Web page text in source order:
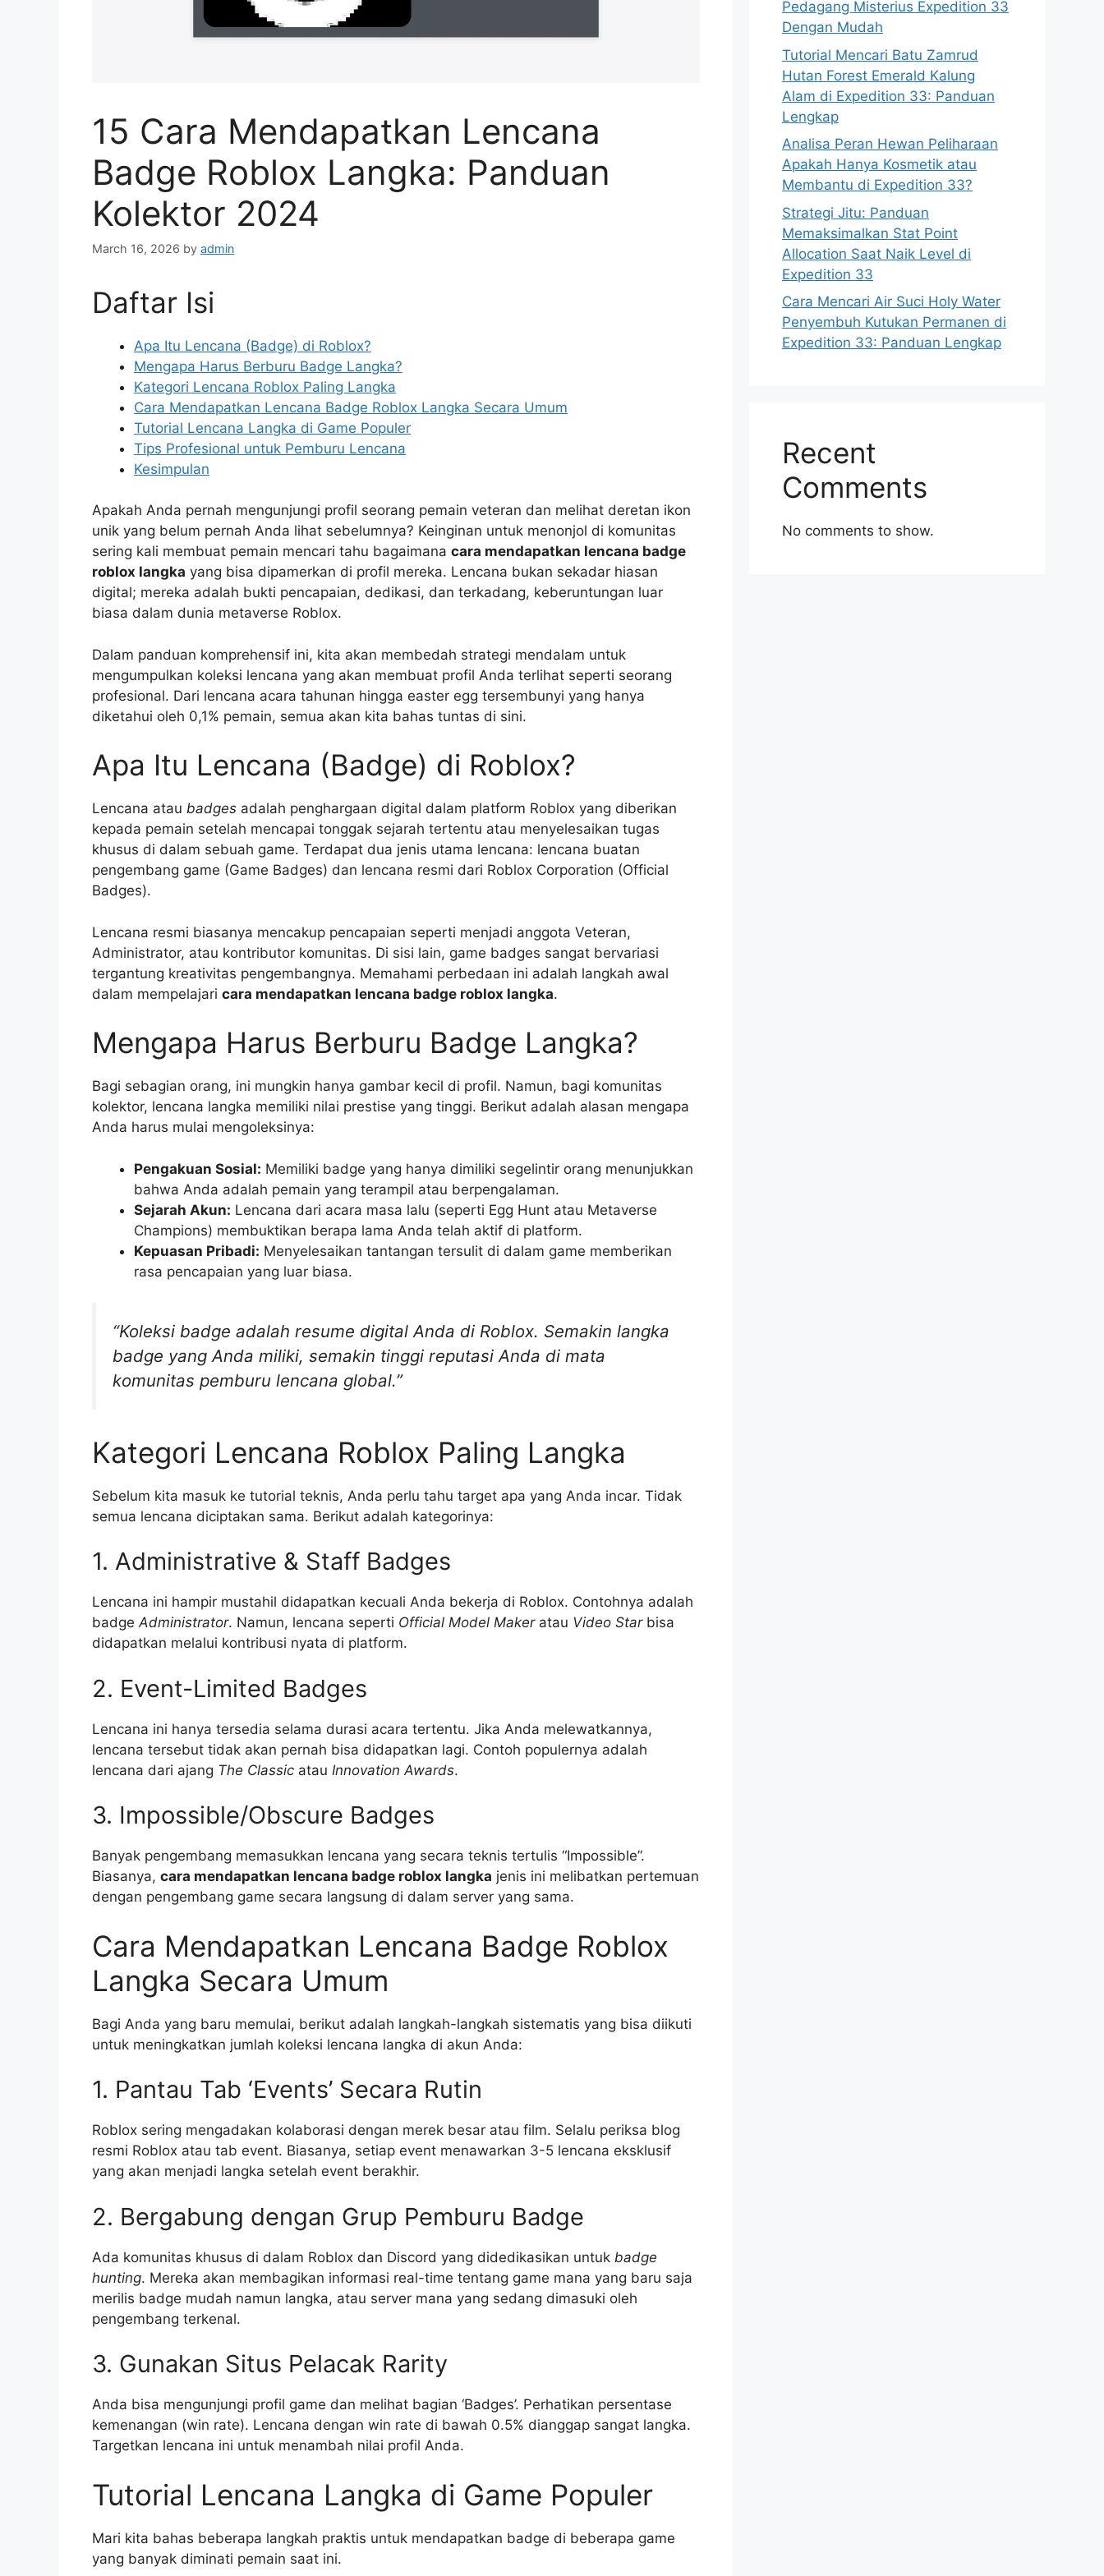
15 Cara Mendapatkan Lencana
Badge Roblox Langka: Panduan
Kolektor 2024
March 16, 2026 by admin
Daftar Isi
Apa Itu Lencana (Badge) di Roblox?
Mengapa Harus Berburu Badge Langka?
Kategori Lencana Roblox Paling Langka
Cara Mendapatkan Lencana Badge Roblox Langka Secara Umum
Tutorial Lencana Langka di Game Populer
Tips Profesional untuk Pemburu Lencana
Kesimpulan
Apakah Anda pernah mengunjungi profil seorang pemain veteran dan melihat deretan ikon
unik yang belum pernah Anda lihat sebelumnya? Keinginan untuk menonjol di komunitas
sering kali membuat pemain mencari tahu bagaimana cara mendapatkan lencana badge
roblox langka yang bisa dipamerkan di profil mereka. Lencana bukan sekadar hiasan
digital; mereka adalah bukti pencapaian, dedikasi, dan terkadang, keberuntungan luar
biasa dalam dunia metaverse Roblox.
Dalam panduan komprehensif ini, kita akan membedah strategi mendalam untuk
mengumpulkan koleksi lencana yang akan membuat profil Anda terlihat seperti seorang
profesional. Dari lencana acara tahunan hingga easter egg tersembunyi yang hanya
diketahui oleh 0,1% pemain, semua akan kita bahas tuntas di sini.
Apa Itu Lencana (Badge) di Roblox?
Lencana atau badges adalah penghargaan digital dalam platform Roblox yang diberikan
kepada pemain setelah mencapai tonggak sejarah tertentu atau menyelesaikan tugas
khusus di dalam sebuah game. Terdapat dua jenis utama lencana: lencana buatan
pengembang game (Game Badges) dan lencana resmi dari Roblox Corporation (Official
Badges).
Lencana resmi biasanya mencakup pencapaian seperti menjadi anggota Veteran,
Administrator, atau kontributor komunitas. Di sisi lain, game badges sangat bervariasi
tergantung kreativitas pengembangnya. Memahami perbedaan ini adalah langkah awal
dalam mempelajari cara mendapatkan lencana badge roblox langka.
Mengapa Harus Berburu Badge Langka?
Bagi sebagian orang, ini mungkin hanya gambar kecil di profil. Namun, bagi komunitas
kolektor, lencana langka memiliki nilai prestise yang tinggi. Berikut adalah alasan mengapa
Anda harus mulai mengoleksinya:
Pengakuan Sosial: Memiliki badge yang hanya dimiliki segelintir orang menunjukkan
bahwa Anda adalah pemain yang terampil atau berpengalaman.
Sejarah Akun: Lencana dari acara masa lalu (seperti Egg Hunt atau Metaverse
Champions) membuktikan berapa lama Anda telah aktif di platform.
Kepuasan Pribadi: Menyelesaikan tantangan tersulit di dalam game memberikan
rasa pencapaian yang luar biasa.
“Koleksi badge adalah resume digital Anda di Roblox. Semakin langka
badge yang Anda miliki, semakin tinggi reputasi Anda di mata
komunitas pemburu lencana global.”
Kategori Lencana Roblox Paling Langka
Sebelum kita masuk ke tutorial teknis, Anda perlu tahu target apa yang Anda incar. Tidak
semua lencana diciptakan sama. Berikut adalah kategorinya:
1. Administrative & Staff Badges
Lencana ini hampir mustahil didapatkan kecuali Anda bekerja di Roblox. Contohnya adalah
badgeAdministrator. Namun, lencana seperti Official Model Makeratau Video Starbisa
didapatkan melalui kontribusi nyata di platform.
2. Event-Limited Badges
Lencana ini hanya tersedia selama durasi acara tertentu. Jika Anda melewatkannya,
lencana tersebut tidak akan pernah bisa didapatkan lagi. Contoh populernya adalah
lencana dari ajang The Classic atau Innovation Awards.
3. Impossible/Obscure Badges
Banyak pengembang memasukkan lencana yang secara teknis tertulis “Impossible”.
Biasanya, cara mendapatkan lencana badge roblox langka jenis ini melibatkan pertemuan
dengan pengembang game secara langsung di dalam server yang sama.
Cara Mendapatkan Lencana Badge Roblox
Langka Secara Umum
Bagi Anda yang baru memulai, berikut adalah langkah-langkah sistematis yang bisa diikuti
untuk meningkatkan jumlah koleksi lencana langka di akun Anda:
1. Pantau Tab ‘Events’ Secara Rutin
Roblox sering mengadakan kolaborasi dengan merek besar atau film. Selalu periksa blog
resmi Roblox atau tab event. Biasanya, setiap event menawarkan 3-5 lencana eksklusif
yang akan menjadi langka setelah event berakhir.
2. Bergabung dengan Grup Pemburu Badge
Ada komunitas khusus di dalam Roblox dan Discord yang didedikasikan untuk badge
hunting. Mereka akan membagikan informasi real-time tentang game mana yang baru saja
merilis badge mudah namun langka, atau server mana yang sedang dimasuki oleh
pengembang terkenal.
3. Gunakan Situs Pelacak Rarity
Anda bisa mengunjungi profil game dan melihat bagian ‘Badges’. Perhatikan persentase
kemenangan (win rate). Lencana dengan win rate di bawah 0.5% dianggap sangat langka.
Targetkan lencana ini untuk menambah nilai profil Anda.
Tutorial Lencana Langka di Game Populer
Mari kita bahas beberapa langkah praktis untuk mendapatkan badge di beberapa game
yang banyak diminati pemain saat ini.
Pedagang Misterius Expedition 33
Dengan Mudah
Tutorial Mencari Batu Zamrud
Hutan Forest Emerald Kalung
Alam di Expedition 33: Panduan
Lengkap
Analisa Peran Hewan Peliharaan
Apakah Hanya Kosmetik atau
Membantu di Expedition 33?
Strategi Jitu: Panduan
Memaksimalkan Stat Point
Allocation Saat Naik Level di
Expedition 33
Cara Mencari Air Suci Holy Water
Penyembuh Kutukan Permanen di
Expedition 33: Panduan Lengkap
Recent
Comments
No comments to show.